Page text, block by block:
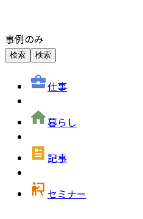
事例のみ
検索 検索
仕事
暮らし
記事
セミナー